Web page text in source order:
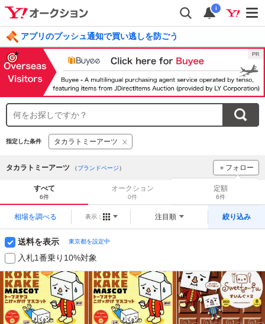
i
アプリのプッシュ通知で買い逃しを防ごう
毎日引けるくじ 今すぐ挑戦 ログイン
指定した条件 タカラトミーアーツ
タカラトミーアーツ （ブランドページ） ＋フォロー
ブランドをフォロー
をチェック！
すべて
6件
オークション
0件
定額
6件
相場を調べる 表示： 注目順 絞り込み
送料を表示 東京都を設定中
入札1番乗り10%対象